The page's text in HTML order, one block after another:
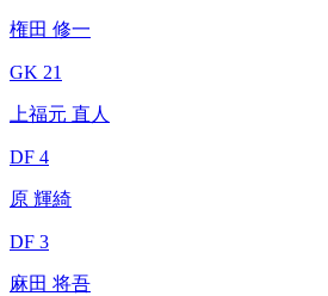
権田 修一
GK 21
上福元 直人
DF 4
原 輝綺
DF 3
麻田 将吾